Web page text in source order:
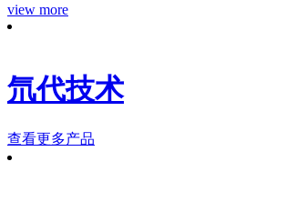
view more
氘代技术
查看更多产品